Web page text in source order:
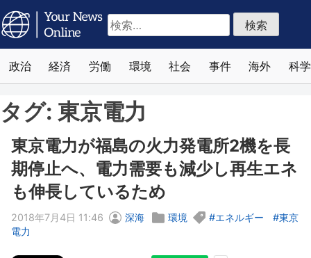
検
索:
政治 経済 労働 環境 社会 事件 海外 科学
タグ: 東京電力
東京電力が福島の火力発電所2機を長
期停止へ、電力需要も減少し再生エネ
も伸長しているため
2018年7月4日 11:46 深海 環境 エネルギー
東京
電力